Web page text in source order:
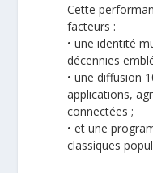
Cette
facteurs :
• une identité
décennies
• une diffusion
applications,
connectées ;
• et une
classiques